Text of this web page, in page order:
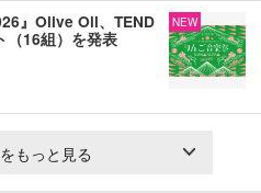
』Olive Oil、TEND
（16組）を発表
NEW
もっと見る